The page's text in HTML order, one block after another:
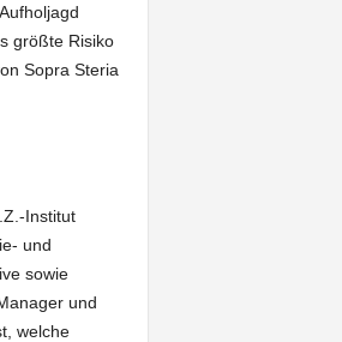
größte Risiko
Sopra Steria
Institut
und
sowie
und
welche